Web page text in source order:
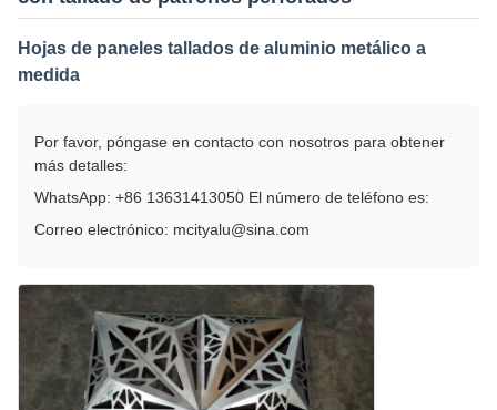
Hojas de paneles tallados de aluminio metálico a
medida
Por favor, póngase en contacto con nosotros para obtener
más detalles:
WhatsApp: +86 13631413050 El número de teléfono es:
Correo electrónico: mcityalu@sina.com